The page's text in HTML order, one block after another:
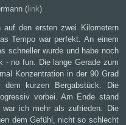
(link)
den ersten zwei Kilometern
Tempo war perfekt. An einem
schneller wurde und habe noch
- no fun. Die lange Gerade zum
Konzentration in der 90 Grad
kurzen Bergabstück. Die
vorbei. Am Ende stand
ich mehr als zufrieden. Die
dem Gefühl, nicht so schlecht